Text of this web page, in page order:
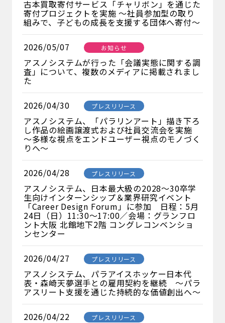
古本買取寄付サービス「チャリボン」を通じた
寄付プロジェクトを実施 ～社員参加型の取り
組みで、子どもの成長を支援する団体へ寄付～
2026/05/07 お知らせ
アスノシステムが行った「会議実態に関する調
査」について、複数のメディアに掲載されまし
た
2026/04/30 プレスリリース
アスノシステム、「パラリンアート」描き下ろ
し作品の絵画譲渡式および社員交流会を実施
～多様な視点をエンドユーザー視点のモノづく
りへ～
2026/04/28 プレスリリース
アスノシステム、日本最大級の2028～30卒学
生向けインターンシップ＆業界研究イベント
「Career Design Forum」に参加 日程：5月
24日（日）11:30～17:00／会場：グランフロ
ント大阪 北館地下2階 コングレコンベンショ
ンセンター
2026/04/27 プレスリリース
アスノシステム、パラアイスホッケー日本代
表・森崎天夢選手との雇用契約を継続 〜パラ
アスリート支援を通じた持続的な価値創出へ〜
2026/04/22 プレスリリース